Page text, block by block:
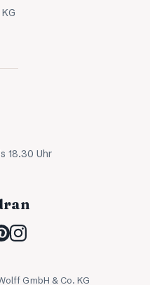
18.30 Uhr
GmbH & Co. KG